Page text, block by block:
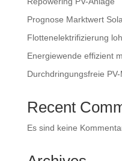
Prognose Marktwert
Flottenelektrifizierung
Energiewende effizient
Durchdringungsfreie
Recent
Es sind keine